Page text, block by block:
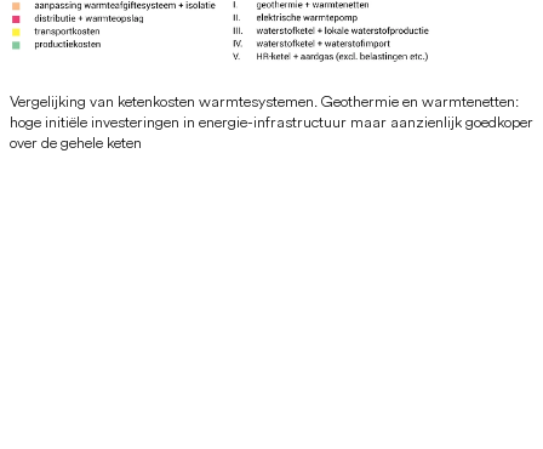
Vergelijking van ketenkosten warmtesystemen. Geothermie en warmtenetten:
hoge initiële investeringen in energie-infrastructuur maar aanzienlijk goedkoper
over de gehele keten